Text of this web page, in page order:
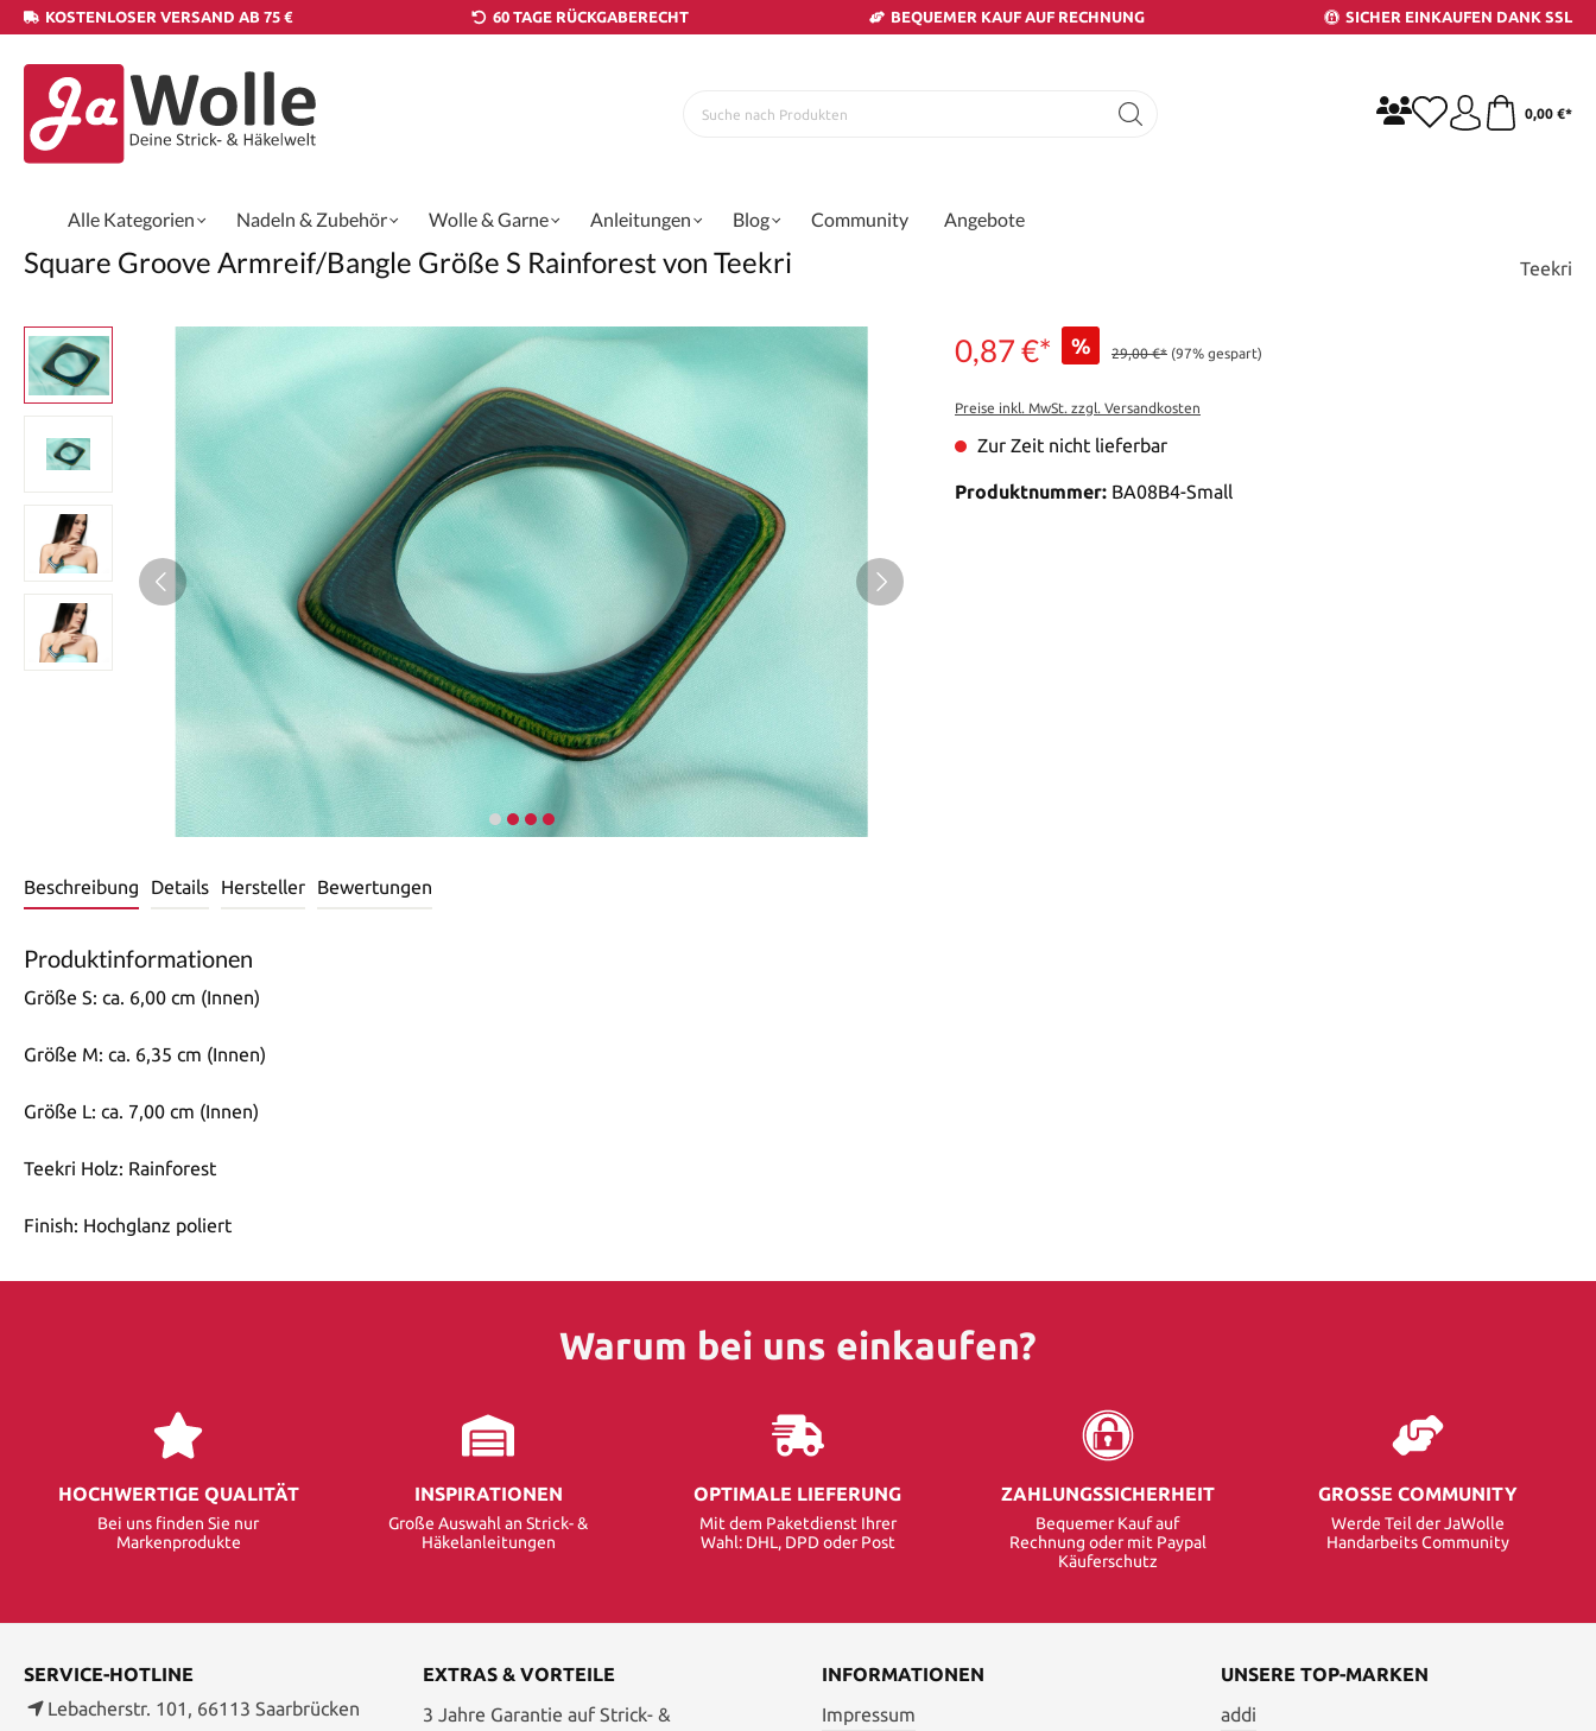
KOSTENLOSER VERSAND AB 75 € 60 TAGE RÜCKGABERECHT BEQUEMER KAUF AUF RECHNUNG SICHER EINKAUFEN DANK SSL
0,00 €*
Alle Kategorien Nadeln & Zubehör Wolle & Garne Anleitungen Blog Community Angebote
Square Groove Armreif/Bangle Größe S Rainforest von Teekri Teekri
0,87 €* % 29,00 €* (97% gespart)
Preise inkl. MwSt. zzgl. Versandkosten
Zur Zeit nicht lieferbar
Produktnummer: BA08B4-Small
Beschreibung Details Hersteller Bewertungen
Produktinformationen
Größe S: ca. 6,00 cm (Innen)
Größe M: ca. 6,35 cm (Innen)
Größe L: ca. 7,00 cm (Innen)
Teekri Holz: Rainforest
Finish: Hochglanz poliert
Warum bei uns einkaufen?
HOCHWERTIGE QUALITÄT
Bei uns finden Sie nur
Markenprodukte
INSPIRATIONEN
Große Auswahl an Strick- &
Häkelanleitungen
OPTIMALE LIEFERUNG
Mit dem Paketdienst Ihrer
Wahl: DHL, DPD oder Post
ZAHLUNGSSICHERHEIT
Bequemer Kauf auf
Rechnung oder mit Paypal
Käuferschutz
GROSSE COMMUNITY
Werde Teil der JaWolle
Handarbeits Community
SERVICE-HOTLINE
Lebacherstr. 101, 66113 Saarbrücken
EXTRAS & VORTEILE
3 Jahre Garantie auf Strick- &
INFORMATIONEN
Impressum
UNSERE TOP-MARKEN
addi